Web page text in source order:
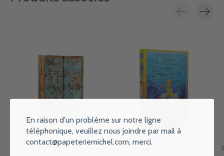
PAPERBLANKS Agenda
PAPERBLANKS Agenda
En raison d'un problème sur notre ligne
téléphonique, veuillez nous joindre par mail à
contact@papeteriemichel.com, merci.